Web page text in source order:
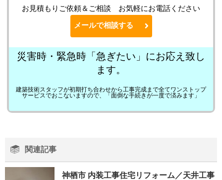
お見積もりご依頼＆ご相談 お気軽にお電話ください
メールで相談する
災害時・緊急時「急ぎたい」にお応え致し
ます。
建築技術スタッフが初期打ち合わせから工事完成まで全てワンストップ
サービスでおこないますので、「面倒な手続きが一度で済みます」
関連記事
神栖市 内装工事住宅リフォーム／天井工事